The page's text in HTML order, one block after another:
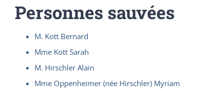
Personnes sauvées
M. Kott Bernard
Mme Kott Sarah
M. Hirschler Alain
Mme Oppenheimer (née Hirschler) Myriam